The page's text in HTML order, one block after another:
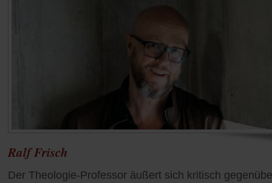
Ralf Frisch
Der Theologie-Professor äußert sich kritisch